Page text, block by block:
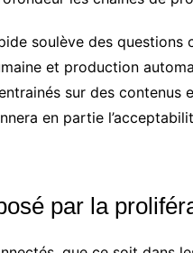
soulève des questions
et production
sur des contenus
en partie
par la